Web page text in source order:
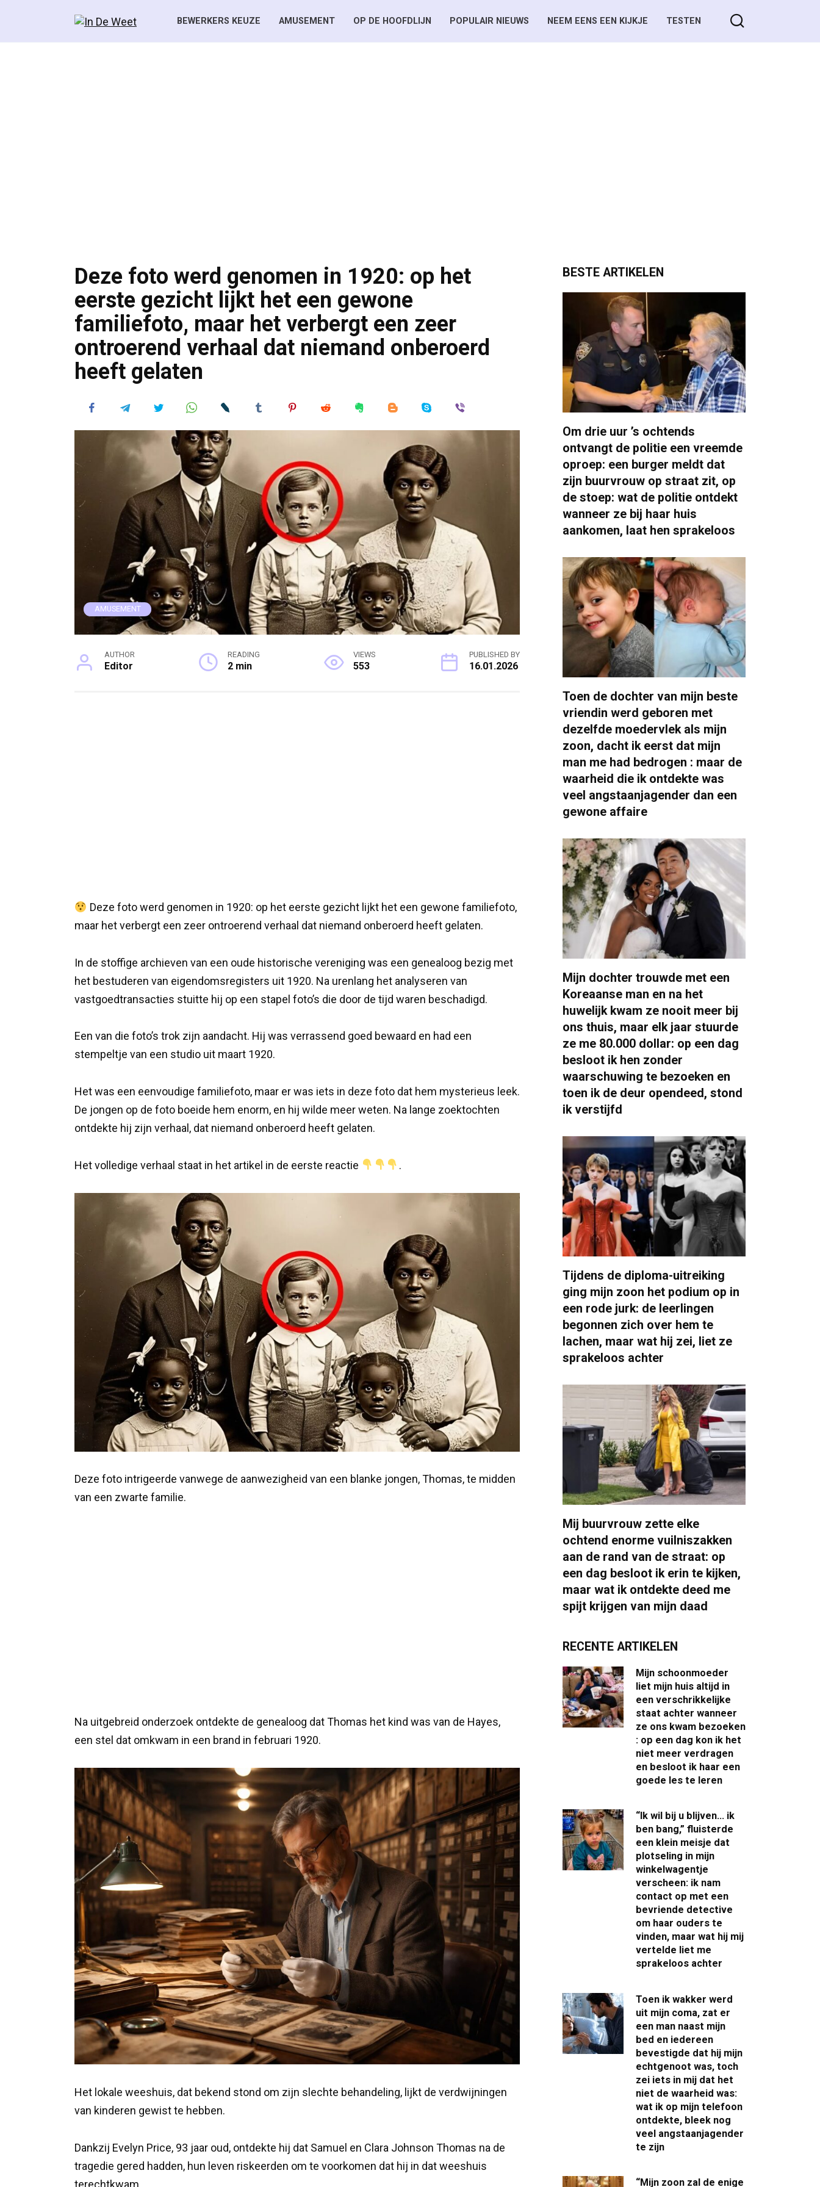
BEWERKERS KEUZE AMUSEMENT OP DE HOOFDLIJN POPULAIR NIEUWS NEEM EENS EEN KIJKJE TESTEN
Deze foto werd genomen in 1920: op het
eerste gezicht lijkt het een gewone
familiefoto, maar het verbergt een zeer
ontroerend verhaal dat niemand onberoerd
heeft gelaten
AMUSEMENT
AUTHOR
Editor
READING
2 min
VIEWS
553
PUBLISHED BY
16.01.2026
Deze foto werd genomen in 1920: op het eerste gezicht lijkt het een gewone familiefoto,
maar het verbergt een zeer ontroerend verhaal dat niemand onberoerd heeft gelaten.
In de stoffige archieven van een oude historische vereniging was een genealoog bezig met
het bestuderen van eigendomsregisters uit 1920. Na urenlang het analyseren van
vastgoedtransacties stuitte hij op een stapel foto’s die door de tijd waren beschadigd.
Een van die foto’s trok zijn aandacht. Hij was verrassend goed bewaard en had een
stempeltje van een studio uit maart 1920.
Het was een eenvoudige familiefoto, maar er was iets in deze foto dat hem mysterieus leek.
De jongen op de foto boeide hem enorm, en hij wilde meer weten. Na lange zoektochten
ontdekte hij zijn verhaal, dat niemand onberoerd heeft gelaten.
Het volledige verhaal staat in het artikel in de eerste reactie .
Deze foto intrigeerde vanwege de aanwezigheid van een blanke jongen, Thomas, te midden
van een zwarte familie.
Na uitgebreid onderzoek ontdekte de genealoog dat Thomas het kind was van de Hayes,
een stel dat omkwam in een brand in februari 1920.
Het lokale weeshuis, dat bekend stond om zijn slechte behandeling, lijkt de verdwijningen
van kinderen gewist te hebben.
Dankzij Evelyn Price, 93 jaar oud, ontdekte hij dat Samuel en Clara Johnson Thomas na de
tragedie gered hadden, hun leven riskeerden om te voorkomen dat hij in dat weeshuis
terechtkwam.
BESTE ARTIKELEN
Om drie uur ’s ochtends
ontvangt de politie een vreemde
oproep: een burger meldt dat
zijn buurvrouw op straat zit, op
de stoep: wat de politie ontdekt
wanneer ze bij haar huis
aankomen, laat hen sprakeloos
Toen de dochter van mijn beste
vriendin werd geboren met
dezelfde moedervlek als mijn
zoon, dacht ik eerst dat mijn
man me had bedrogen : maar de
waarheid die ik ontdekte was
veel angstaanjagender dan een
gewone affaire
Mijn dochter trouwde met een
Koreaanse man en na het
huwelijk kwam ze nooit meer bij
ons thuis, maar elk jaar stuurde
ze me 80.000 dollar: op een dag
besloot ik hen zonder
waarschuwing te bezoeken en
toen ik de deur opendeed, stond
ik verstijfd
Tijdens de diploma-uitreiking
ging mijn zoon het podium op in
een rode jurk: de leerlingen
begonnen zich over hem te
lachen, maar wat hij zei, liet ze
sprakeloos achter
Mij buurvrouw zette elke
ochtend enorme vuilniszakken
aan de rand van de straat: op
een dag besloot ik erin te kijken,
maar wat ik ontdekte deed me
spijt krijgen van mijn daad
RECENTE ARTIKELEN
Mijn schoonmoeder
liet mijn huis altijd in
een verschrikkelijke
staat achter wanneer
ze ons kwam bezoeken
: op een dag kon ik het
niet meer verdragen
en besloot ik haar een
goede les te leren
“Ik wil bij u blijven… ik
ben bang,” fluisterde
een klein meisje dat
plotseling in mijn
winkelwagentje
verscheen: ik nam
contact op met een
bevriende detective
om haar ouders te
vinden, maar wat hij mij
vertelde liet me
sprakeloos achter
Toen ik wakker werd
uit mijn coma, zat er
een man naast mijn
bed en iedereen
bevestigde dat hij mijn
echtgenoot was, toch
zei iets in mij dat het
niet de waarheid was:
wat ik op mijn telefoon
ontdekte, bleek nog
veel angstaanjagender
te zijn
“Mijn zoon zal de enige